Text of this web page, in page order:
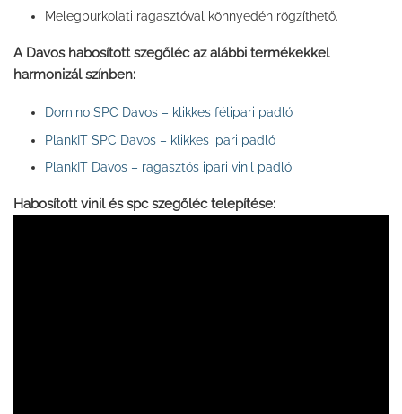
Melegburkolati ragasztóval könnyedén rögzíthető.
A Davos habosított szegőléc az alábbi termékekkel
harmonizál színben:
Domino SPC Davos – klikkes félipari padló
PlankIT SPC Davos – klikkes ipari padló
PlankIT Davos – ragasztós ipari vinil padló
Habosított vinil és spc szegőléc telepítése: